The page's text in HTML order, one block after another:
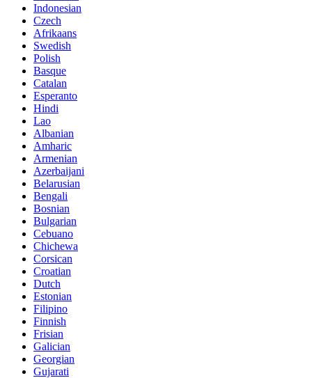
Indonesian
Czech
Afrikaans
Swedish
Polish
Basque
Catalan
Esperanto
Hindi
Lao
Albanian
Amharic
Armenian
Azerbaijani
Belarusian
Bengali
Bosnian
Bulgarian
Cebuano
Chichewa
Corsican
Croatian
Dutch
Estonian
Filipino
Finnish
Frisian
Galician
Georgian
Gujarati